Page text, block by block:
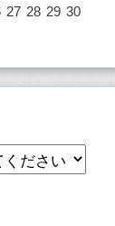
27 28 29 30